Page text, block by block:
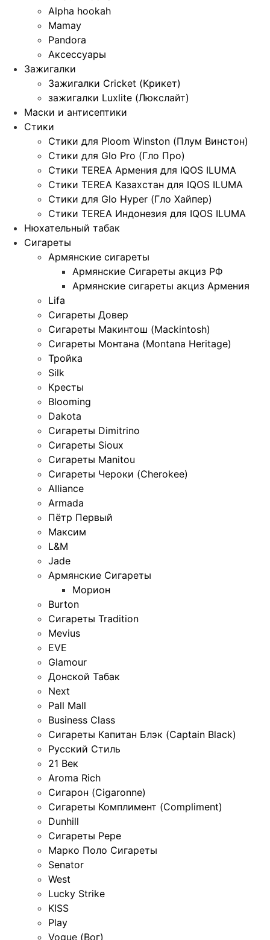
Alpha hookah
Mamay
Pandora
Аксессуары
Зажигалки
Зажигалки Cricket (Крикет)
зажигалки Luxlite (Люкслайт)
Маски и антисептики
Стики
Стики для Ploom Winston (Плум Винстон)
Стики для Glo Pro (Гло Про)
Стики TEREA Армения для IQOS ILUMA
Стики TEREA Казахстан для IQOS ILUMA
Стики для Glo Hyper (Гло Хайпер)
Стики TEREA Индонезия для IQOS ILUMA
Нюхательный табак
Сигареты
Армянские сигареты
Армянские Сигареты акциз РФ
Армянские сигареты акциз Армения
Lifa
Сигареты Довер
Сигареты Макинтош (Mackintosh)
Сигареты Монтана (Montana Heritage)
Тройка
Silk
Кресты
Blooming
Dakota
Сигареты Dimitrino
Сигареты Sioux
Сигареты Manitou
Сигареты Чероки (Cherokee)
Alliance
Armada
Пётр Первый
Максим
L&M
Jade
Армянские Сигареты
Морион
Burton
Сигареты Tradition
Mevius
EVE
Glamour
Донской Табак
Next
Pall Mall
Business Class
Сигареты Капитан Блэк (Captain Black)
Русский Стиль
21 Век
Aroma Rich
Сигарон (Cigaronne)
Сигареты Комплимент (Compliment)
Dunhill
Сигареты Pepe
Марко Поло Сигареты
Senator
West
Lucky Strike
KISS
Play
Vogue (Вог)